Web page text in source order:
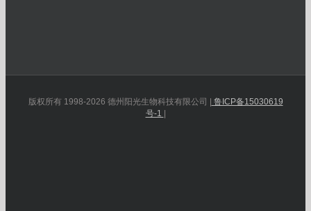
版权所有 1998-2026 德州阳光生物科技有限公司 |
鲁ICP备15030619
号-1